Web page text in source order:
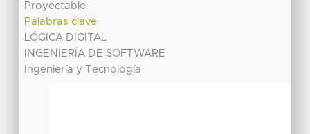
Proyectable
Palabras clave
LÓGICA DIGITAL
INGENIERÍA DE SOFTWARE
Ingeniería y Tecnología